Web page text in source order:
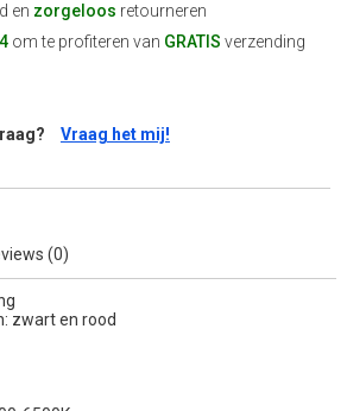
en zorgeloos retourneren
om te profiteren van GRATIS verzending
Vraag het mij!
(0)
zwart en rood